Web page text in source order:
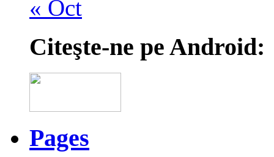
« Oct
Citeşte-ne pe Android:
Pages